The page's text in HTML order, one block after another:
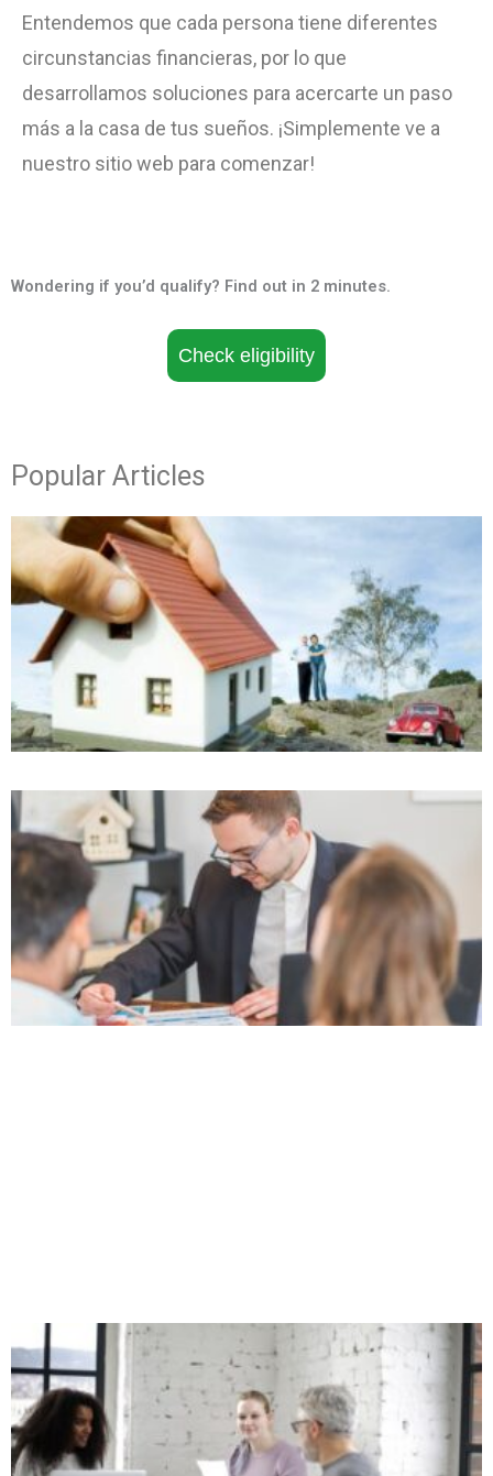
Entendemos que cada persona tiene diferentes
circunstancias financieras, por lo que
desarrollamos soluciones para acercarte un paso
más a la casa de tus sueños. ¡Simplemente ve a
nuestro sitio web para comenzar!
Wondering if you’d qualify? Find out in 2 minutes.
Check eligibility
Popular Articles